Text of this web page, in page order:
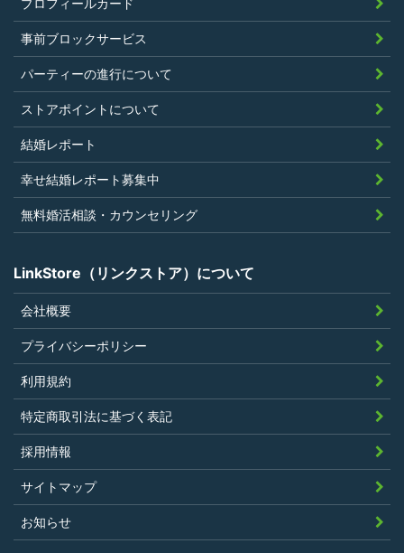
いこと
当社の独自の裁量によりLinkStoreの運営
上問題があると判断されたことがないこ
と
過去に会員登録を抹消されたり、利用停
止処分を受けたことがないこと
当社の提供するサービスと同一または類
似のサービスを提供することを業とする
法人または個人若しくはそれらの従業者
でないこと
利用者は、本規約に違反することなく、
LinkStoreを利用することにより、当社が定
める基準に従ったポイントの付与を受けるこ
とができます。
その他、キャンペーンなど当社の判断により
随時ポイントの付与をすることがあります。
事前ブロックサービス
パーティーの進行について
ストアポイントについて
結婚レポート
幸せ結婚レポート募集中
無料婚活相談・カウンセリング
LinkStore（リンクストア）について
会社概要
プライバシーポリシー
利用規約
特定商取引法に基づく表記
採用情報
サイトマップ
お知らせ